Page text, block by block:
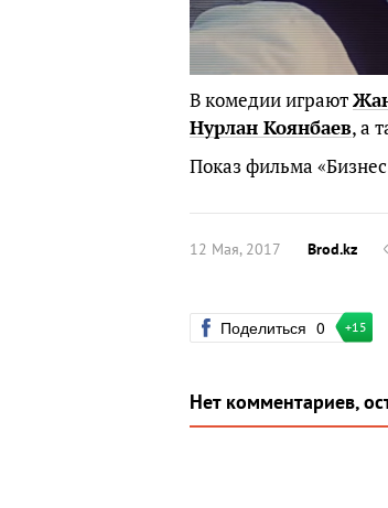
В комедии играют
Нурлан Коянбаев, а
Показ фильма
12 Мая, 2017 Brod.kz
Поделиться 0 +15
Нет комментариев,